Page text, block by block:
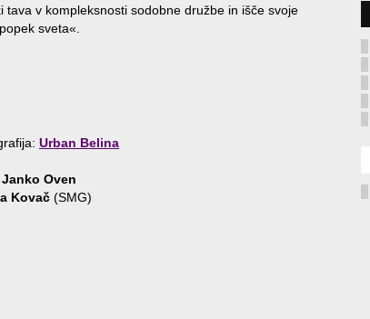
v kompleksnosti sodobne družbe in išče svoje
sveta«.
Urban Belina
Janko Oven
Kovač (SMG)